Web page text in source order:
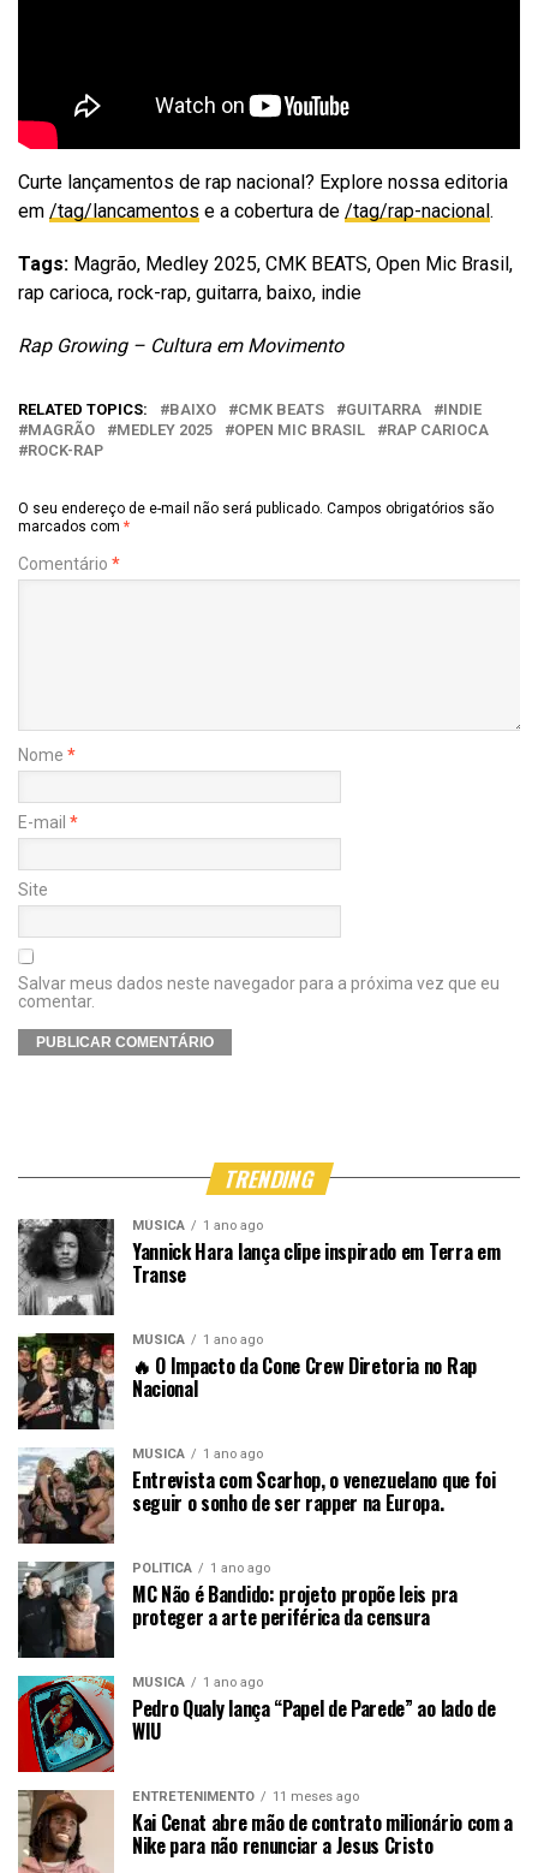
Curte lançamentos de rap nacional? Explore nossa editoria
em /tag/lancamentos e a cobertura de /tag/rap-nacional.
Tags: Magrão, Medley 2025, CMK BEATS, Open Mic Brasil,
rap carioca, rock-rap, guitarra, baixo, indie
Rap Growing – Cultura em Movimento
RELATED TOPICS: BAIXO CMK BEATS GUITARRA
INDIE
MAGRÃO
MEDLEY 2025 OPEN MIC BRASIL
RAP CARIOCA
ROCK-RAP
O seu endereço de e-mail não será publicado. Campos obrigatórios são
marcados com *
Comentário *
Nome *
E-mail *
Site
Salvar meus dados neste navegador para a próxima vez que eu
comentar.
TRENDING
MÚSICA 1 ano ago
Yannick Hara lança clipe inspirado em Terra em
Transe
MÚSICA 1 ano ago
🔥 O Impacto da Cone Crew Diretoria no Rap
Nacional
MÚSICA 1 ano ago
Entrevista com Scarhop, o venezuelano que foi
seguir o sonho de ser rapper na Europa.
POLÍTICA 1 ano ago
MC Não é Bandido: projeto propõe leis pra
proteger a arte periférica da censura
MÚSICA 1 ano ago
Pedro Qualy lança “Papel de Parede” ao lado de
WIU
ENTRETENIMENTO 11 meses ago
Kai Cenat abre mão de contrato milionário com a
Nike para não renunciar a Jesus Cristo